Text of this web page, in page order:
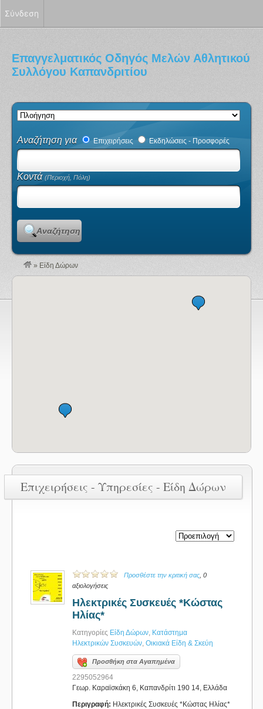
Επαγγελματικός Οδηγός Μελών Αθλητικού
Συλλόγου Καπανδριτίου
Αναζήτηση για Επιχειρήσεις Εκδηλώσεις - Προσφορές
Κοντά(Περιοχή, Πόλη)
Αναζήτηση
» Είδη Δώρων
Επιχειρήσεις - Υπηρεσίες - Είδη Δώρων
Προσθέστε την κριτική σας , 0
αξιολογήσεις
Ηλεκτρικές Συσκευές *Κώστας
Ηλίας*
Κατηγορίες Είδη Δώρων, Κατάστημα
Ηλεκτρικών Συσκευών, Οικιακά Είδη & Σκεύη
Προσθήκη στα Αγαπημένα
2295052964
Γεωρ. Καραϊσκάκη 6, Καπανδρίτι 190 14, Ελλάδα
Περιγραφή: Ηλεκτρικές Συσκευές *Κώστας Ηλίας*
Σύνδεση